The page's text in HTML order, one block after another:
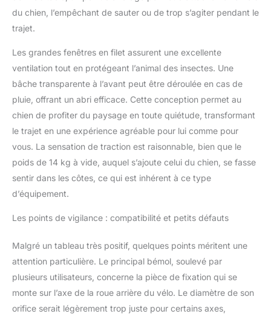
du chien, l’empêchant de sauter ou de trop s’agiter pendant le
trajet.
Les grandes fenêtres en filet assurent une excellente
ventilation tout en protégeant l’animal des insectes. Une
bâche transparente à l’avant peut être déroulée en cas de
pluie, offrant un abri efficace. Cette conception permet au
chien de profiter du paysage en toute quiétude, transformant
le trajet en une expérience agréable pour lui comme pour
vous. La sensation de traction est raisonnable, bien que le
poids de 14 kg à vide, auquel s’ajoute celui du chien, se fasse
sentir dans les côtes, ce qui est inhérent à ce type
d’équipement.
Les points de vigilance : compatibilité et petits défauts
Malgré un tableau très positif, quelques points méritent une
attention particulière. Le principal bémol, soulevé par
plusieurs utilisateurs, concerne la pièce de fixation qui se
monte sur l’axe de la roue arrière du vélo. Le diamètre de son
orifice serait légèrement trop juste pour certains axes,